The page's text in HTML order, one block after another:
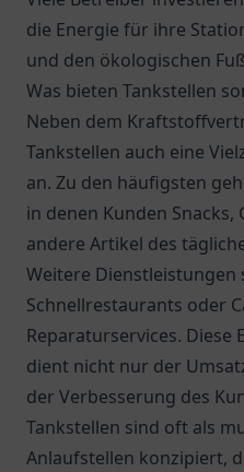
die Energie für ihre
und den ökologischen
Was bieten Tankstellen
Neben dem
Tankstellen auch eine
an. Zu den häufigsten
in denen Kunden
andere Artikel des
Weitere Dienstleistungen
Schnellrestaurants oder
Reparaturservices. Diese
dient nicht nur der
der Verbesserung des
Tankstellen sind oft als
Anlaufstellen konzipiert,